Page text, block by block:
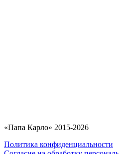
«Папа Карло» 2015-2026
Политика конфиденциальности